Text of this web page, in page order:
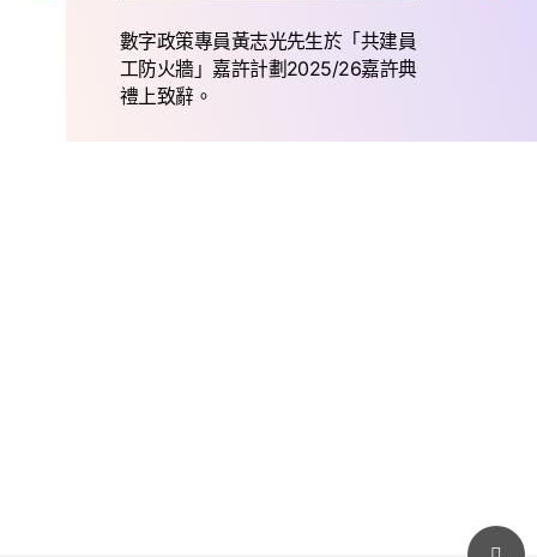
數字政策專員黃志光先生於「共建員
工防火牆」嘉許計劃2025/26嘉許典
禮上致辭。